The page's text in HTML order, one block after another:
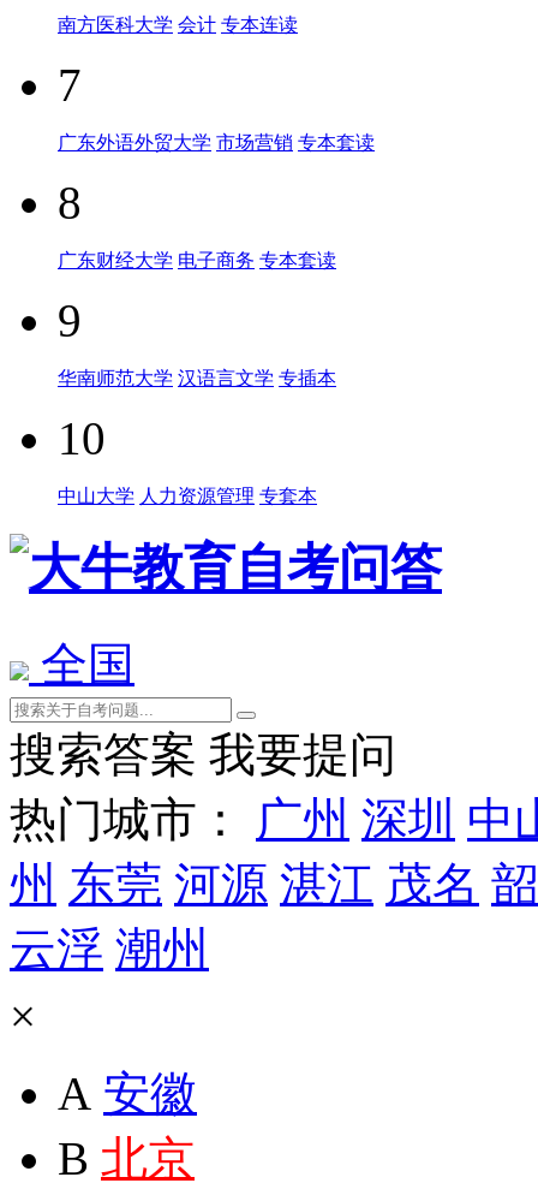
南方医科大学 会计 专本连读
7
广东外语外贸大学 市场营销 专本套读
8
广东财经大学 电子商务 专本套读
9
华南师范大学 汉语言文学 专插本
10
中山大学 人力资源管理 专套本
全国
搜索答案 我要提问
热门城市：
广州 深圳 中
州 东莞 河源 湛江 茂名
云浮 潮州
×
A 安徽
B 北京